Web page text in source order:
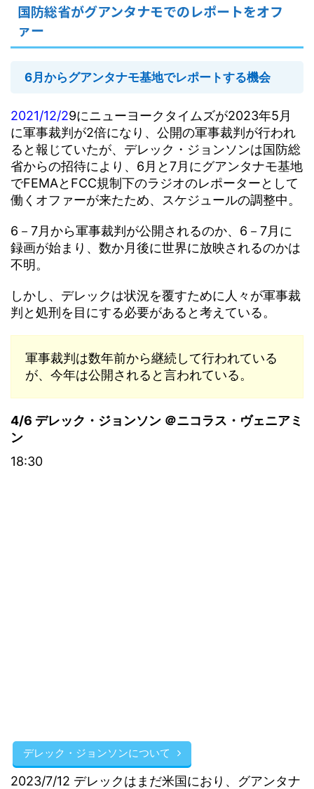
国防総省がグアンタナモでのレポートをオフ
ァー
6月からグアンタナモ基地でレポートする機会
2021/12/29にニューヨークタイムズが2023年5月
に軍事裁判が2倍になり、公開の軍事裁判が行われ
ると報じていたが、デレック・ジョンソンは国防総
省からの招待により、6月と7月にグアンタナモ基地
でFEMAとFCC規制下のラジオのレポーターとして
働くオファーが来たため、スケジュールの調整中。
6－7月から軍事裁判が公開されるのか、6－7月に
録画が始まり、数か月後に世界に放映されるのかは
不明。
しかし、デレックは状況を覆すために人々が軍事裁
判と処刑を目にする必要があると考えている。
軍事裁判は数年前から継続して行われている
が、今年は公開されると言われている。
4/6 デレック・ジョンソン ＠ニコラス・ヴェニアミ
ン
18:30
デレック・ジョンソンについて
2023/7/12 デレックはまだ米国におり、グアンタナ